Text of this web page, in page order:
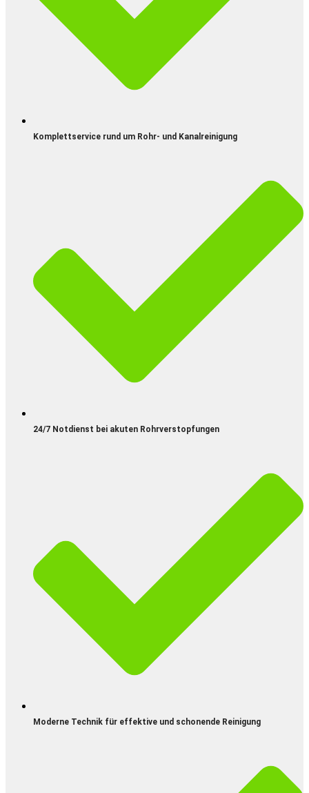
Komplettservice rund um Rohr- und Kanalreinigung
24/7 Notdienst bei akuten Rohrverstopfungen
Moderne Technik für effektive und schonende Reinigung